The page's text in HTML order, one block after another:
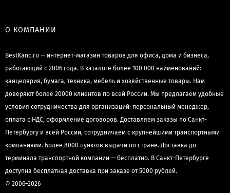
О КОМПАНИИ
BestKanc.ru — интернет-магазин товаров для офиса, дома и бизнеса,
работающий с 2006 года. В каталоге более 100 000 наименований:
канцелярия, бумага, техника, мебель и хозяйственные товары. Нам
доверяют более 20000 клиентов по всей России. Мы предлагаем удобные
условия сотрудничества для организаций: персональный менеджер,
оплата с НДС, оформление договоров. Доставляем заказы по Санкт-
Петербургу и всей России, сотрудничаем с крупнейшими транспортными
компаниями. Более 8000 пунктов выдачи по стране. Доставка до
терминала транспортной компании — бесплатно. В Санкт-Петербурге
доступна бесплатная доставка при заказе от 5000 рублей.
© 2006–2026